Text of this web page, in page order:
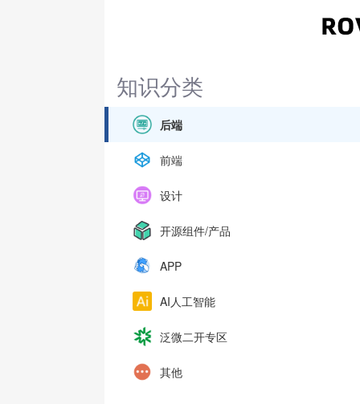
知识分类
后端
前端
设计
开源组件/产品
APP
AI人工智能
泛微二开专区
其他